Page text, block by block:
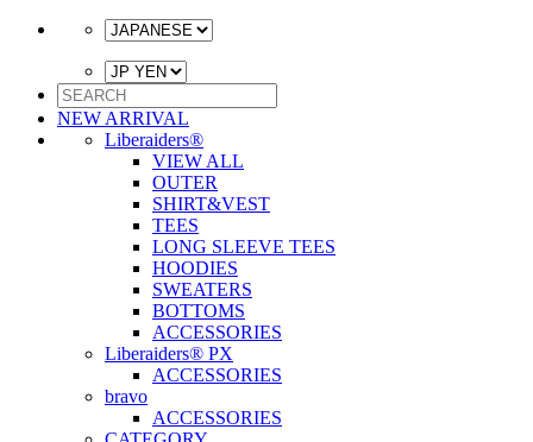
NEW ARRIVAL
Liberaiders®
VIEW ALL
OUTER
SHIRT&VEST
TEES
LONG SLEEVE TEES
HOODIES
SWEATERS
BOTTOMS
ACCESSORIES
Liberaiders® PX
ACCESSORIES
bravo
ACCESSORIES